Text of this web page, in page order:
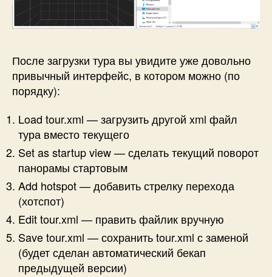
После загрузки тура вы увидите уже довольно
привычный интерфейс, в котором можно (по
порядку):
Load tour.xml — загрузить другой xml файл
тура вместо текущего
Set as startup view — сделать текущий поворот
панорамы стартовым
Add hotspot — добавить стрелку перехода
(хотспот)
Edit tour.xml — править файлик вручную
Save tour.xml — сохранить tour.xml с заменой
(будет сделан автоматический бекап
предыдущей версии)